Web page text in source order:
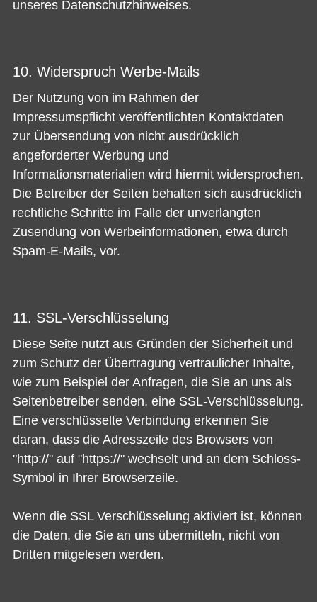
unseres Datenschutzhinweises.
10. Widerspruch Werbe-Mails
Der Nutzung von im Rahmen der
Impressumspflicht veröffentlichten Kontaktdaten
zur Übersendung von nicht ausdrücklich
angeforderter Werbung und
Informationsmaterialien wird hiermit widersprochen.
Die Betreiber der Seiten behalten sich ausdrücklich
rechtliche Schritte im Falle der unverlangten
Zusendung von Werbeinformationen, etwa durch
Spam-E-Mails, vor.
11. SSL-Verschlüsselung
Diese Seite nutzt aus Gründen der Sicherheit und
zum Schutz der Übertragung vertraulicher Inhalte,
wie zum Beispiel der Anfragen, die Sie an uns als
Seitenbetreiber senden, eine SSL-Verschlüsselung.
Eine verschlüsselte Verbindung erkennen Sie
daran, dass die Adresszeile des Browsers von
"http://" auf "https://" wechselt und an dem Schloss-
Symbol in Ihrer Browserzeile.
Wenn die SSL Verschlüsselung aktiviert ist, können
die Daten, die Sie an uns übermitteln, nicht von
Dritten mitgelesen werden.